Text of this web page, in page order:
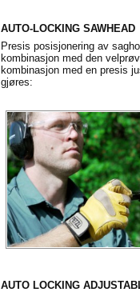
AUTO-LOCKING SAWHEAD
Presis posisjonering av
kombinasjon med den
kombinasjon med en presis
gjøres:
AUTO LOCKING